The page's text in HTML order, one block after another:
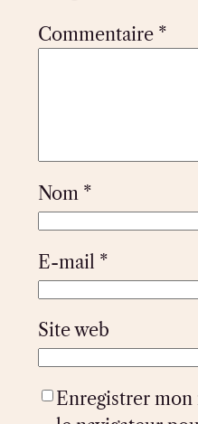
Commentaire *
Nom *
E-mail *
Site web
Enregistrer